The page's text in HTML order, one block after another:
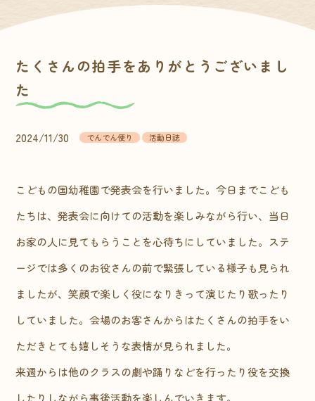
たくさんの拍手をありがとうございまし
た
2024/11/30 でんでん便り 活動日誌
こどもの国幼稚園で発表会を行いました。今日までこども
たちは、発表会に向けての活動を楽しみながら行い、当日
お家の人に見てもらうことを心待ちにしていました。ステ
ージでは多くのお役さんの前で緊張している様子も見られ
ましたが、笑顔で楽しく役になりきって演じたり歌ったり
していました。会場のお客さんからはたくさんの拍手をい
ただきとても嬉しそうな表情が見られました。
来週からは他のクラスの劇や踊りなどを行ったり役を交換
したりしながら事後活動を楽しんでいきます。